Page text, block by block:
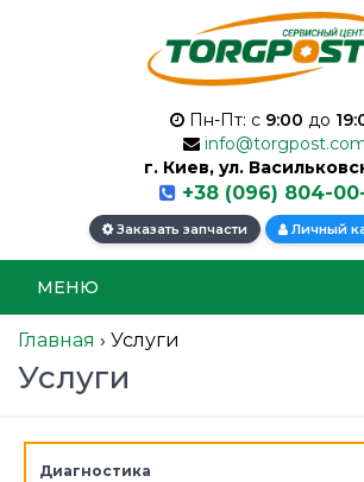
Пн-Пт: с 9:00 до
г. Киев, ул.
+38 (096) 804-
Заказать запчасти Личный
МЕНЮ
Главная › Услуги
Услуги
Диагностика